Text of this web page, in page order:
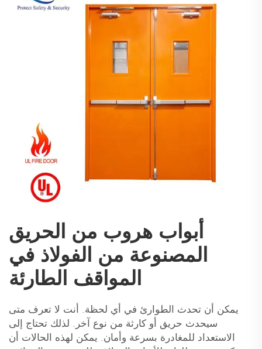
أبواب هروب من الحريق
المصنوعة من الفولاذ في
المواقف الطارئة
يمكن أن تحدث الطوارئ في أي لحظة. أنت لا تعرف متى
سيحدث حريق أو كارثة من نوع آخر. لذلك تحتاج إلى
الاستعداد للمغادرة بسرعة وأمان. يمكن لهذه الحالات أن